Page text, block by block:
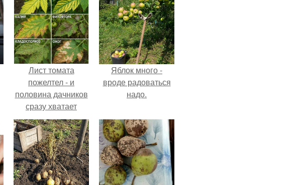
Лист томата
пожелтел - и
половина дачников
сразу хватает
удобрение.
Яблок много -
вроде радоваться
надо.